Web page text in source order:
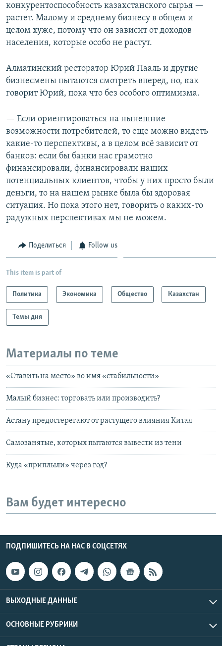
конкурентоспособность казахстанского сырья —
растет. Малому и среднему бизнесу в общем и
целом хуже, потому что он зависит от доходов
населения, которые особо не растут.
Алматинский ресторатор Юрий Пааль и другие
бизнесмены пытаются смотреть вперед, но, как
говорит Юрий, пока что без особого оптимизма.
— Если ориентироваться на нынешние
возможности потребителей, то еще можно видеть
какие-то перспективы, а в целом всё зависит от
банков: если бы банки нас грамотно
финансировали, финансировали наших
потенциальных клиентов, чтобы у них просто были
деньги, то на нашем рынке была бы здоровая
ситуация. Но пока этого нет, говорить о каких-то
радужных перспективах мы не можем.
Поделиться Follow us
This item is part of
Политика Экономика Общество Казахстан
Темы дня
Материалы по теме
«Ставить на место» во имя «стабильности»
Малый бизнес: торговать или производить?
Астану предостерегают от растущего влияния Китая
Самозанятые, которых пытаются вывести из тени
Куда «приплыли» через год?
Вам будет интересно
ПОДПИШИТЕСЬ НА НАС В СОЦСЕТЯХ
ВЫХОДНЫЕ ДАННЫЕ
ОСНОВНЫЕ РУБРИКИ